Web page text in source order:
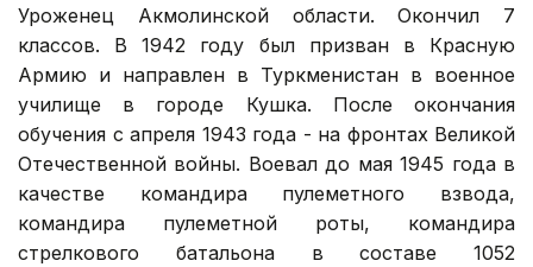
Уроженец Акмолинской области. Окончил 7
классов. В 1942 году был призван в Красную
Армию и направлен в Туркменистан в военное
училище в городе Кушка. После окончания
обучения с апреля 1943 года - на фронтах Великой
Отечественной войны. Воевал до мая 1945 года в
качестве командира пулеметного взвода,
командира пулеметной роты, командира
стрелкового батальона в составе 1052